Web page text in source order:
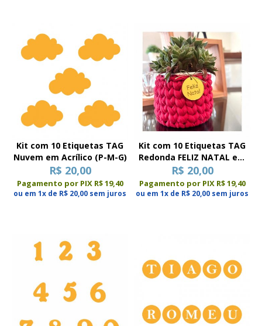
Kit com 10 Etiquetas TAG
Nuvem em Acrílico (P-M-G)
R$ 20,00
Pagamento por PIX R$ 19,40
ou em 1x de R$ 20,00 sem juros
Kit com 10 Etiquetas TAG
Redonda FELIZ NATAL em
Acrílico (P-M-G)
R$ 20,00
Pagamento por PIX R$ 19,40
ou em 1x de R$ 20,00 sem juros